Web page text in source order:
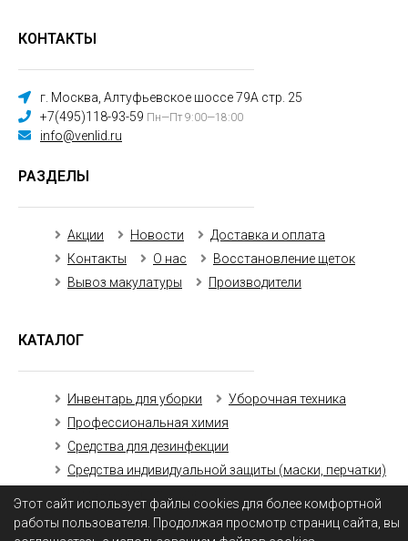
Этот сайт использует файлы cookies для более комфортной
работы пользователя. Продолжая просмотр страниц сайта, вы
КОНТАКТЫ
г. Москва, Алтуфьевское шоссе 79А стр. 25
+7(495)118-93-59 Пн—Пт 9:00—18:00
info@venlid.ru
РАЗДЕЛЫ
Акции Новости
Доставка и оплата
Контакты
О нас
Восстановление щеток
Вывоз макулатуры
Производители
КАТАЛОГ
Инвентарь для уборки
Уборочная техника
Профессиональная химия
Средства для дезинфекции
Средства индивидуальной защиты (маски, перчатки)